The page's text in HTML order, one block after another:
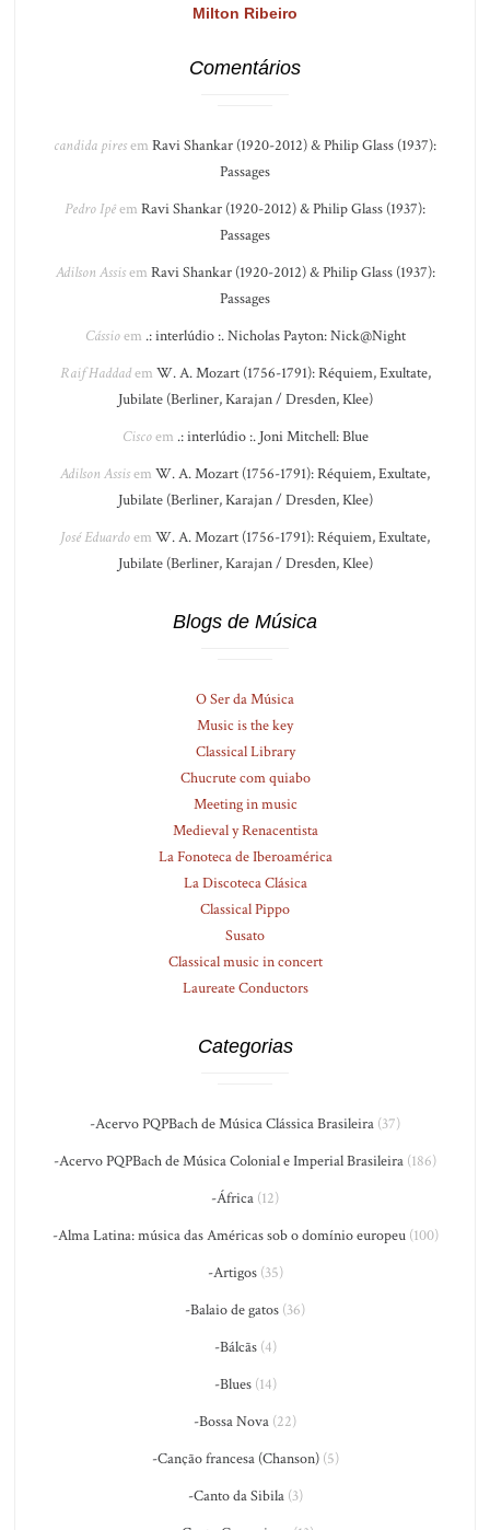
Milton Ribeiro
Comentários
candida piresem Ravi Shankar (1920-2012) & Philip Glass (1937):
Passages
Pedro Ipêem Ravi Shankar (1920-2012) & Philip Glass (1937):
Passages
Adilson Assisem Ravi Shankar (1920-2012) & Philip Glass (1937):
Passages
Cássioem .: interlúdio :. Nicholas Payton: Nick@Night
Raif Haddadem W. A. Mozart (1756-1791): Réquiem, Exultate,
Jubilate (Berliner, Karajan / Dresden, Klee)
Ciscoem .: interlúdio :. Joni Mitchell: Blue
Adilson Assisem W. A. Mozart (1756-1791): Réquiem, Exultate,
Jubilate (Berliner, Karajan / Dresden, Klee)
José Eduardoem W. A. Mozart (1756-1791): Réquiem, Exultate,
Jubilate (Berliner, Karajan / Dresden, Klee)
Blogs de Música
O Ser da Música
Music is the key
Classical Library
Chucrute com quiabo
Meeting in music
Medieval y Renacentista
La Fonoteca de Iberoamérica
La Discoteca Clásica
Classical Pippo
Susato
Classical music in concert
Laureate Conductors
Categorias
-Acervo PQPBach de Música Clássica Brasileira (37)
-Acervo PQPBach de Música Colonial e Imperial Brasileira (186)
-África (12)
-Alma Latina: música das Américas sob o domínio europeu(100)
-Artigos(35)
-Balaio de gatos (36)
-Bálcãs(4)
-Blues(14)
-Bossa Nova (22)
-Canção francesa (Chanson)(5)
-Canto da Sibila(3)